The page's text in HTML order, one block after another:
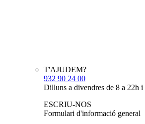
T'AJUDEM?
932 90 24 00
Dilluns a divendres de 8 a 22h i
ESCRIU-NOS
Formulari d'informació general